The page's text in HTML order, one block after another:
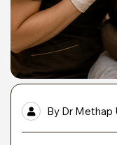
By Dr Methap